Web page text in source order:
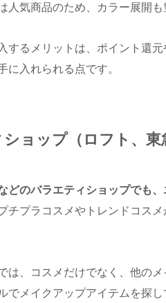
人気商品のため、カラー展開
するメリットは、ポイント還
に入れられる点です。
ョップ（ロフト、東
どのバラエティショップでも
チプラコスメやトレンドコス
は、コスメだけでなく、他の
でメイクアップアイテムを探し